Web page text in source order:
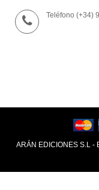
Teléfono (+34)
ARÁN EDICIONES S.L -